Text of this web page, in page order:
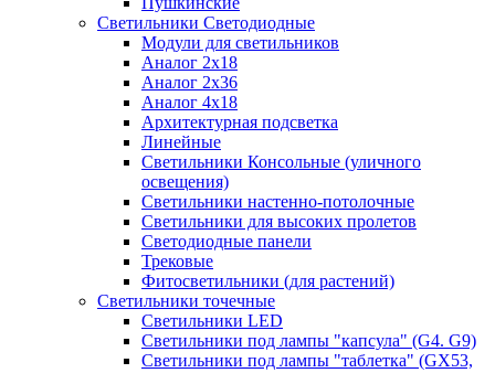
Светильники Светодиодные
Модули для светильников
Аналог 2х18
Аналог 2х36
Аналог 4х18
Архитектурная подсветка
Линейные
Светильники Консольные (уличного
освещения)
Светильники настенно-потолочные
Светильники для высоких пролетов
Светодиодные панели
Трековые
Фитосветильники (для растений)
Светильники точечные
Светильники LED
Светильники под лампы "капсула" (G4. G9)
Светильники под лампы "таблетка" (GX53,